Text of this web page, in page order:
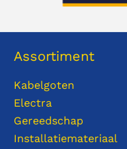
Assortiment
Kabelgoten
Electra
Gereedschap
Installatiemateriaal